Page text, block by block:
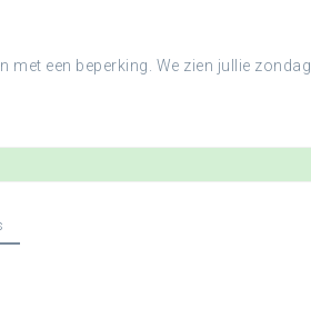
met een beperking. We zien jullie zondag